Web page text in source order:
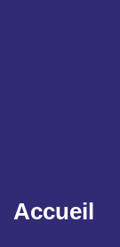
Aller au
Accueil